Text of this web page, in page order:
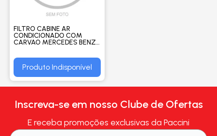
FILTRO CABINE AR
CONDICIONADO COM
CARVAO MERCEDES BENZ
TURBO 2014 EM DIANTE
/C200 2.0 2013 EM DIANTE -
WEGA
Produto Indisponível
Inscreva-se em nosso Clube de Ofertas
E receba promoções exclusivas da Paccini